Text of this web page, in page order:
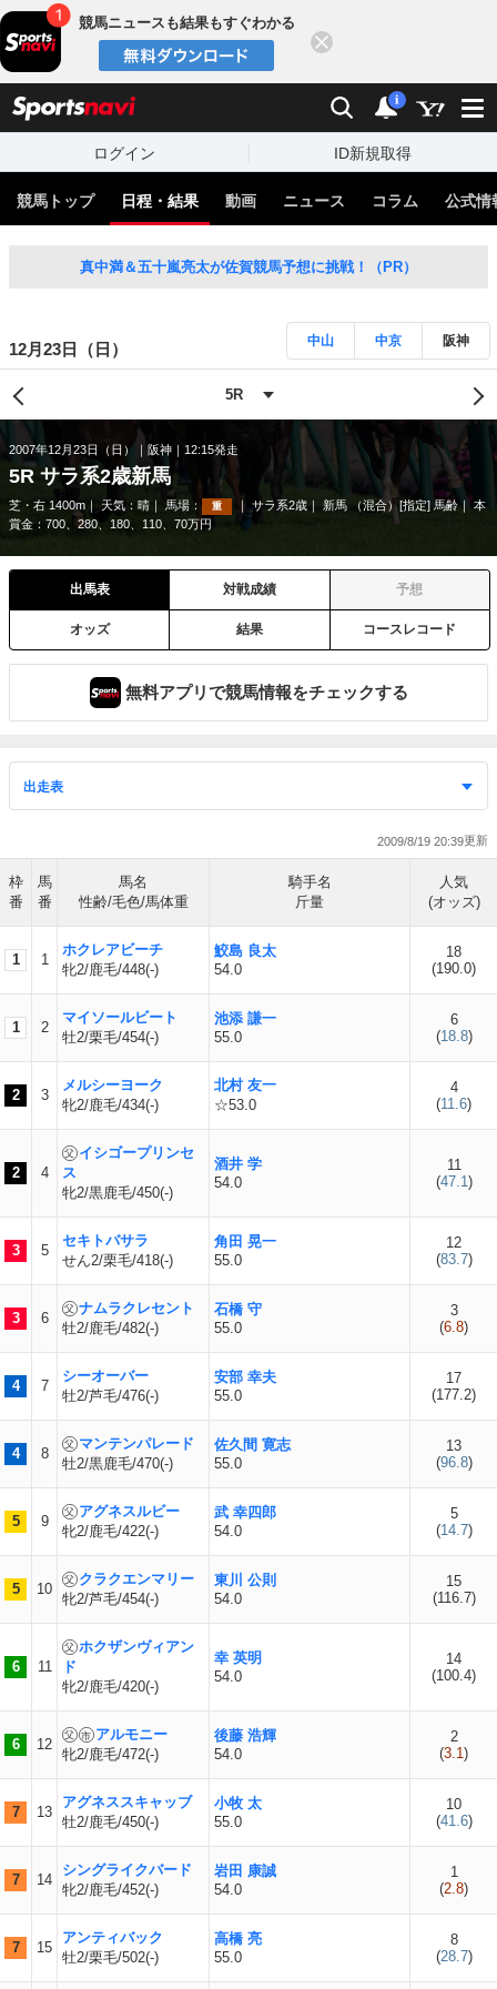
競馬ニュースも結果もすぐわかる
検索 通知
i
ログイン ID新規取得
競馬トップ 日程・結果 動画 ニュース コラム 公式情
真中満＆五十嵐亮太が佐賀競馬予想に挑戦！（PR）
12月23日（日） 中山 中京 阪神
2007年12月23日（日） 阪神 12:15発走
5R サラ系2歳新馬
芝・右 1400m 天気： 晴 馬場： 重 サラ系2歳 新馬 （混合）[指定] 馬齢
本
賞金：700、280、180、110、70万円
出馬表 対戦成績 予想
オッズ 結果 コースレコード
無料アプリで競馬情報をチェックする
2009/8/19 20:39
枠
番
馬
番
馬名
性齢/毛色/馬体重
騎手名
斤量
人気
(オッズ)
1 1
ホクレアビーチ
牝2/鹿毛/448(-)
鮫島 良太
54.0
18
(190.0)
1 2
マイソールビート
牡2/栗毛/454(-)
池添 謙一
55.0
6
(18.8)
2 3
メルシーヨーク
牝2/鹿毛/434(-)
北村 友一
☆53.0
4
(11.6)
2 4
イシゴープリンセ
ス
牝2/黒鹿毛/450(-)
酒井 学
54.0
11
(47.1)
3 5
セキトバサラ
せん2/栗毛/418(-)
角田 晃一
55.0
12
(83.7)
3 6
ナムラクレセント
牡2/鹿毛/482(-)
石橋 守
55.0
3
(6.8)
4 7
シーオーバー
牡2/芦毛/476(-)
安部 幸夫
55.0
17
(177.2)
4 8
マンテンパレード
牡2/黒鹿毛/470(-)
佐久間 寛志
55.0
13
(96.8)
5 9
アグネスルビー
牝2/鹿毛/422(-)
武 幸四郎
54.0
5
(14.7)
5 10
クラクエンマリー
牝2/芦毛/454(-)
東川 公則
54.0
15
(116.7)
6 11
ホクザンヴィアン
ド
牝2/鹿毛/420(-)
幸 英明
54.0
14
(100.4)
6 12
アルモニー
牝2/鹿毛/472(-)
後藤 浩輝
54.0
2
(3.1)
7 13
アグネススキャッブ
牡2/鹿毛/450(-)
小牧 太
55.0
10
(41.6)
7 14
シングライクバード
牝2/鹿毛/452(-)
岩田 康誠
54.0
1
(2.8)
7 15
アンティバック
牡2/栗毛/502(-)
高橋 亮
55.0
8
(28.7)